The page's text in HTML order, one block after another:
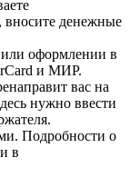
вносите денежные
оформлении в
и МИР.
вас на
нужно ввести
Подробности о
в